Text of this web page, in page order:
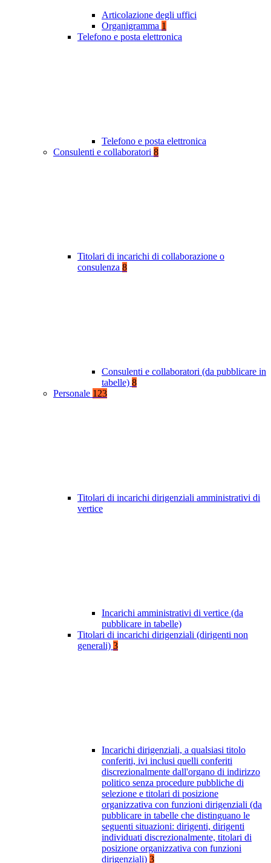
Articolazione degli uffici
Organigramma 1
Telefono e posta elettronica
Telefono e posta elettronica
Consulenti e collaboratori 8
Titolari di incarichi di collaborazione o
consulenza 8
Consulenti e collaboratori (da pubblicare in
tabelle) 8
Personale 123
Titolari di incarichi dirigenziali amministrativi di
vertice
Incarichi amministrativi di vertice (da
pubblicare in tabelle)
Titolari di incarichi dirigenziali (dirigenti non
generali) 3
Incarichi dirigenziali, a qualsiasi titolo
conferiti, ivi inclusi quelli conferiti
discrezionalmente dall'organo di indirizzo
politico senza procedure pubbliche di
selezione e titolari di posizione
organizzativa con funzioni dirigenziali (da
pubblicare in tabelle che distinguano le
seguenti situazioni: dirigenti, dirigenti
individuati discrezionalmente, titolari di
posizione organizzativa con funzioni
dirigenziali) 3